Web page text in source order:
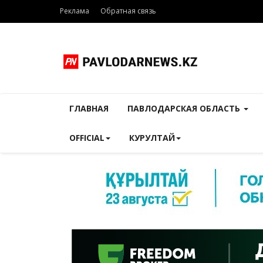
Реклама Обратная связь
ГЛАВНАЯ ПАВЛОДАРСКАЯ ОБЛАСТЬ
OFFICIAL КУРУЛТАЙ